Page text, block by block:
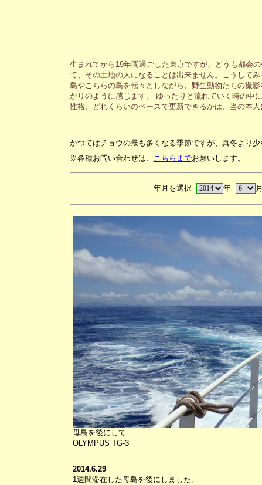
生まれてから19年間過ごした東京ですが、どうも都会
て、その土地の人になることは出来ません。こうして
島やこちらの島を転々としながら、野生動物たちの撮
かりのように感じます。 ゆったりと流れていく時の中
性格、どれくらいのペースで更新できるかは、当の本人
かつてはチョウの最も多くなる季節ですが、真冬より
※各種お問い合わせは、 こちらまでお願いします。
年月を選択 年
母島を後にして
OLYMPUS TG-3
2014.6.29
1週間滞在した母島を後にしました。